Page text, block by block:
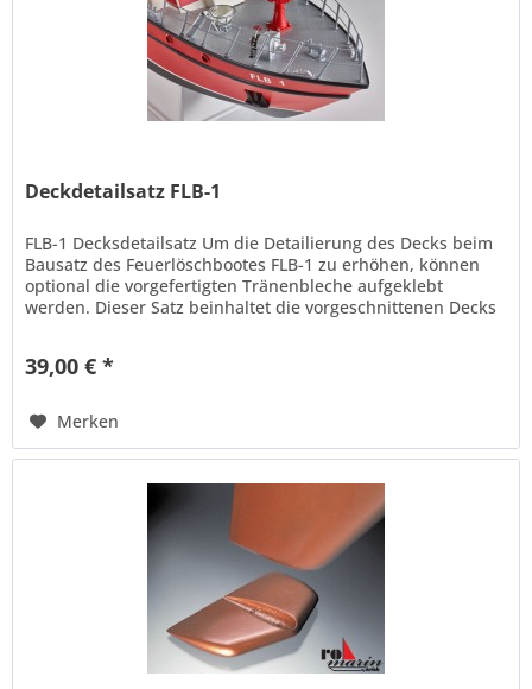
Deckdetailsatz FLB-1
FLB-1 Decksdetailsatz Um die Detailierung des Decks beim
Bausatz des Feuerlöschbootes FLB-1 zu erhöhen, können
optional die vorgefertigten Tränenbleche aufgeklebt
werden. Dieser Satz beinhaltet die vorgeschnittenen Decks
39,00 € *
Merken